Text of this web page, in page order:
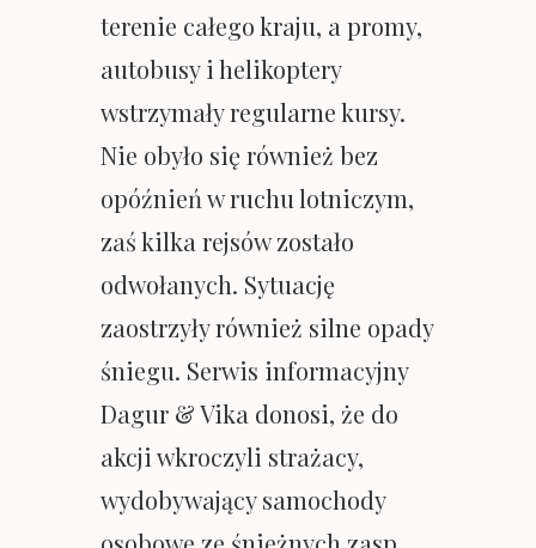
terenie całego kraju, a promy,
autobusy i helikoptery
wstrzymały regularne kursy.
Nie obyło się również bez
opóźnień w ruchu lotniczym,
zaś kilka rejsów zostało
odwołanych. Sytuację
zaostrzyły również silne opady
śniegu. Serwis informacyjny
Dagur & Vika donosi, że do
akcji wkroczyli strażacy,
wydobywający samochody